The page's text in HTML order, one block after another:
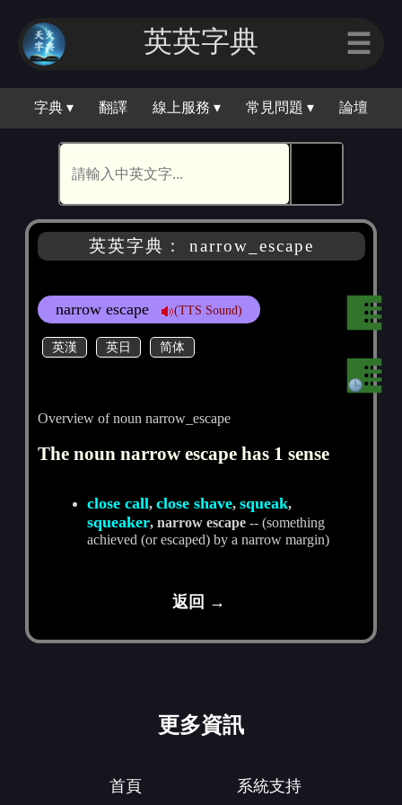
英英字典 ☰
字典 ▾ 翻譯 線上服務 ▾ 常見問題 ▾ 論壇
英英字典： narrow_escape
narrow escape (TTS Sound)
英漢 英日 简体
Overview of noun narrow_escape
The noun narrow escape has 1 sense
close call,close shave,squeak,
squeaker, narrow escape -- (something
achieved (or escaped) by a narrow margin)
返回 →
更多資訊
首頁 系統支持